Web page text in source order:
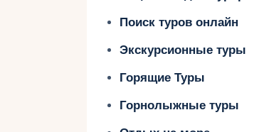
Расположен в отеле
Специальные зоны для
Аквариум The Lost
обитателях.
Поиск туров онлайн
Экскурсионные туры
Горящие Туры
Горнолыжные туры